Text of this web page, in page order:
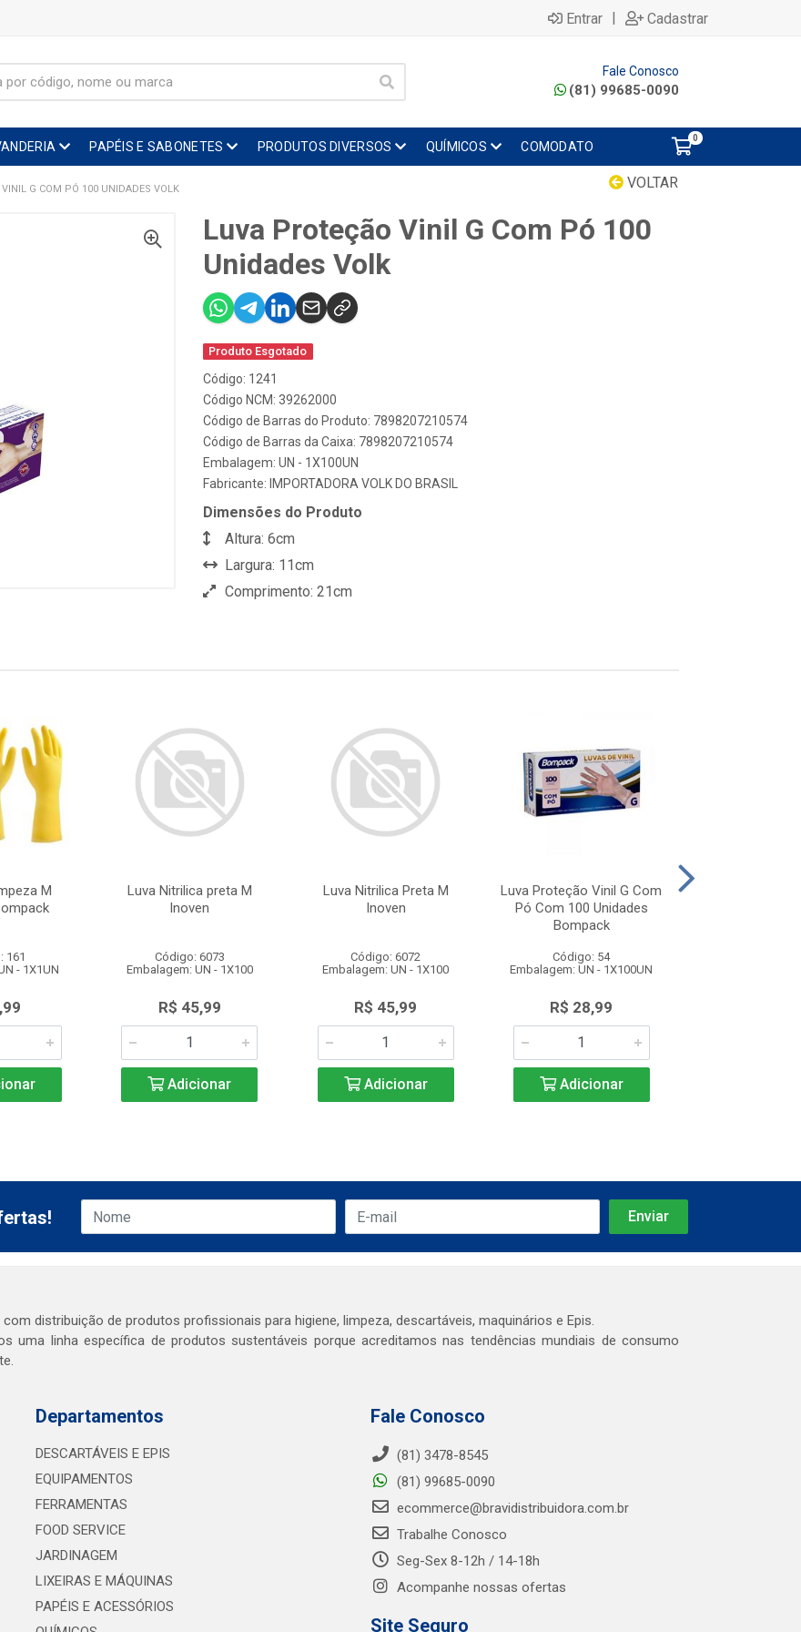
Entrar | Cadastrar
Fale Conosco
(81) 99685-0090
PAPÉIS E SABONETES PRODUTOS DIVERSOS QUÍMICOS COMODATO
0
VOLTAR
VINIL G COM PÓ 100 UNIDADES VOLK
Luva Proteção Vinil G Com Pó 100
Unidades Volk
Produto Esgotado
Código: 1241
Código NCM: 39262000
Código de Barras do Produto: 7898207210574
Código de Barras da Caixa: 7898207210574
Embalagem: UN - 1X100UN
Fabricante: IMPORTADORA VOLK DO BRASIL
Dimensões do Produto
Altura: 6cm
Largura: 11cm
Comprimento: 21cm
M
161
- 1X1UN
Luva Nitrilica preta M
Inoven
Código: 6073
Embalagem: UN - 1X100
R$ 45,99
Adicionar
Luva Nitrilica Preta M
Inoven
Código: 6072
Embalagem: UN - 1X100
R$ 45,99
Adicionar
Luva Proteção Vinil G Com
Pó Com 100 Unidades
Bompack
Código: 54
Embalagem: UN - 1X100UN
R$ 28,99
Adicionar
distribuição de produtos profissionais para higiene, limpeza, descartáveis, maquinários e Epis.
uma linha específica de produtos sustentáveis porque acreditamos nas tendências mundiais de consumo
Departamentos
DESCARTÁVEIS E EPIS
EQUIPAMENTOS
FERRAMENTAS
FOOD SERVICE
JARDINAGEM
LIXEIRAS E MÁQUINAS
PAPÉIS E ACESSÓRIOS
Fale Conosco
(81) 3478-8545
(81) 99685-0090
ecommerce@bravidistribuidora.com.br
Trabalhe Conosco
Seg-Sex 8-12h / 14-18h
Acompanhe nossas ofertas
Site Seguro